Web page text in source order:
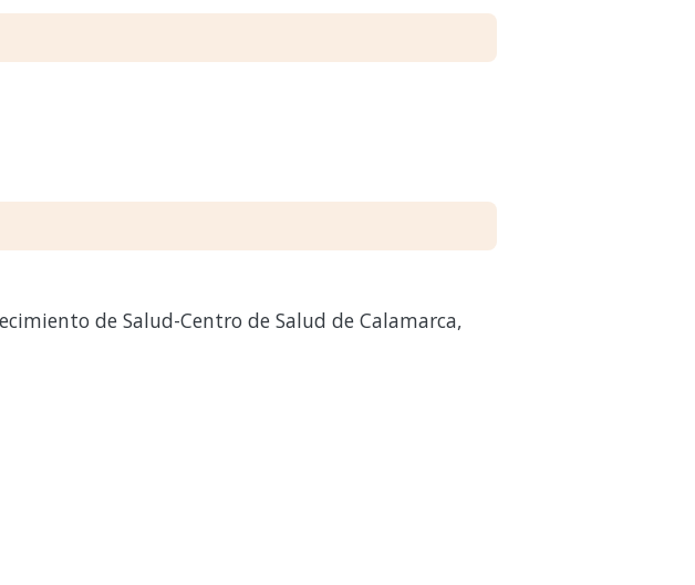
de Salud-Centro de Salud de Calamarca,